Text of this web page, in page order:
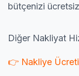
bütçenizi
Diğer Nakliyat
👉 Nakliye